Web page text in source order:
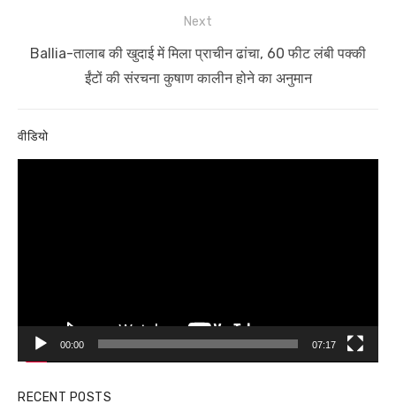
Next
Next
Ballia-तालाब की खुदाई में मिला प्राचीन ढांचा, 60 फीट लंबी पक्की
ईंटों की संरचना कुषाण कालीन होने का अनुमान
वीडियो
00:00 07:17
RECENT POSTS